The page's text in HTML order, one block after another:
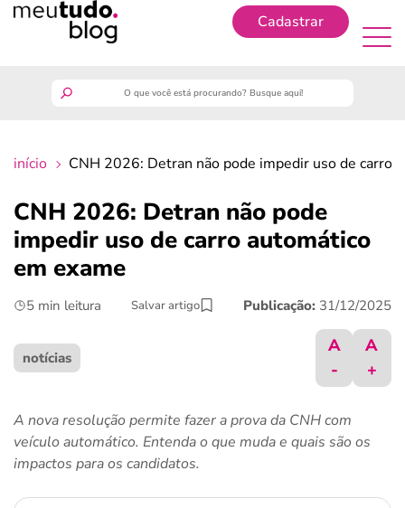
Cadastrar
finanças
benefícios
últimas notícias
ferramentas
início CNH 2026: Detran não pode impedir uso de carro
CNH 2026: Detran não pode
impedir uso de carro automático
em exame
5 min leitura Salvar artigo Publicação: 31/12/2025
notícias
A
-
A
+
A nova resolução permite fazer a prova da CNH com
veículo automático. Entenda o que muda e quais são os
impactos para os candidatos.